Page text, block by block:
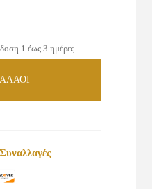
1 έως 3 ημέρες